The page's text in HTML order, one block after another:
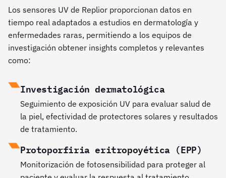
Los sensores UV de Replior proporcionan datos en
tiempo real adaptados a estudios en dermatología y
enfermedades raras, permitiendo a los equipos de
investigación obtener insights completos y relevantes
como:
Investigación dermatológica
Seguimiento de exposición UV para evaluar salud de
la piel, efectividad de protectores solares y resultados
de tratamiento.
Protoporfiria eritropoyética (EPP)
Monitorización de fotosensibilidad para proteger al